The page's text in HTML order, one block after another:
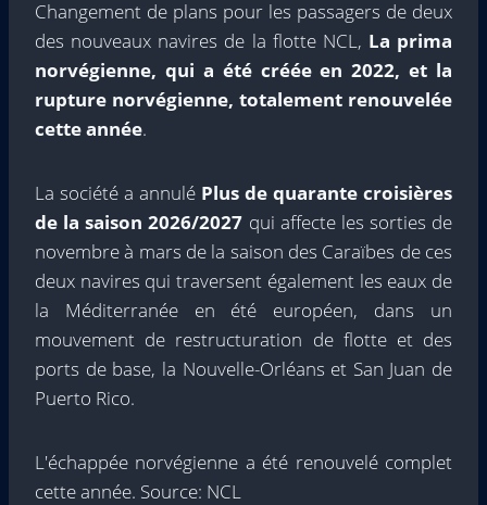
Changement de plans pour les passagers de deux
des nouveaux navires de la flotte NCL, La prima
norvégienne, qui a été créée en 2022, et la
rupture norvégienne, totalement renouvelée
cette année.
La société a annulé Plus de quarante croisières
de la saison 2026/2027 qui affecte les sorties de
novembre à mars de la saison des Caraïbes de ces
deux navires qui traversent également les eaux de
la Méditerranée en été européen, dans un
mouvement de restructuration de flotte et des
ports de base, la Nouvelle-Orléans et San Juan de
Puerto Rico.
L'échappée norvégienne a été renouvelé complet
cette année. Source: NCL